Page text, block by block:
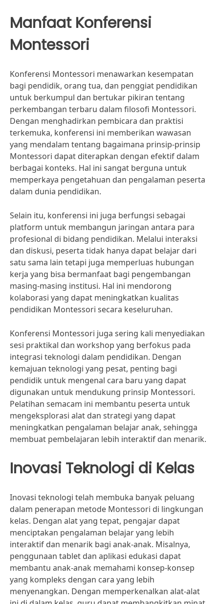
Manfaat Konferensi
Montessori
Konferensi Montessori menawarkan kesempatan
bagi pendidik, orang tua, dan penggiat pendidikan
untuk berkumpul dan bertukar pikiran tentang
perkembangan terbaru dalam filosofi Montessori.
Dengan menghadirkan pembicara dan praktisi
terkemuka, konferensi ini memberikan wawasan
yang mendalam tentang bagaimana prinsip-prinsip
Montessori dapat diterapkan dengan efektif dalam
berbagai konteks. Hal ini sangat berguna untuk
memperkaya pengetahuan dan pengalaman peserta
dalam dunia pendidikan.
Selain itu, konferensi ini juga berfungsi sebagai
platform untuk membangun jaringan antara para
profesional di bidang pendidikan. Melalui interaksi
dan diskusi, peserta tidak hanya dapat belajar dari
satu sama lain tetapi juga memperluas hubungan
kerja yang bisa bermanfaat bagi pengembangan
masing-masing institusi. Hal ini mendorong
kolaborasi yang dapat meningkatkan kualitas
pendidikan Montessori secara keseluruhan.
Konferensi Montessori juga sering kali menyediakan
sesi praktikal dan workshop yang berfokus pada
integrasi teknologi dalam pendidikan. Dengan
kemajuan teknologi yang pesat, penting bagi
pendidik untuk mengenal cara baru yang dapat
digunakan untuk mendukung prinsip Montessori.
Pelatihan semacam ini membantu peserta untuk
mengeksplorasi alat dan strategi yang dapat
meningkatkan pengalaman belajar anak, sehingga
membuat pembelajaran lebih interaktif dan menarik.
Inovasi Teknologi di Kelas
Inovasi teknologi telah membuka banyak peluang
dalam penerapan metode Montessori di lingkungan
kelas. Dengan alat yang tepat, pengajar dapat
menciptakan pengalaman belajar yang lebih
interaktif dan menarik bagi anak-anak. Misalnya,
penggunaan tablet dan aplikasi edukasi dapat
membantu anak-anak memahami konsep-konsep
yang kompleks dengan cara yang lebih
menyenangkan. Dengan memperkenalkan alat-alat